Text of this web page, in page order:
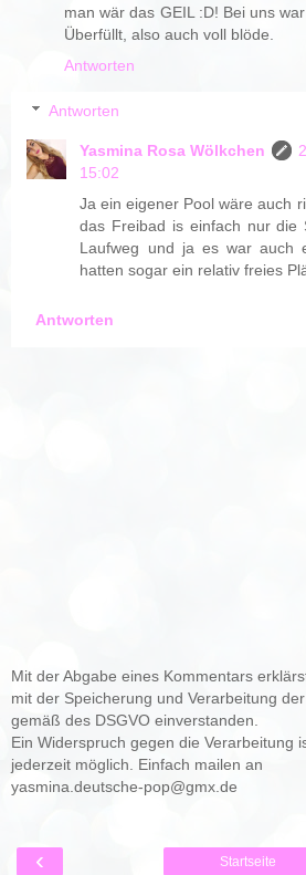
man wär das GEIL :D! Bei uns
Überfüllt, also auch voll blöde.
Antworten
Antworten
Yasmina Rosa Wölkchen
15:02
Ja ein eigener Pool wäre auch
das Freibad is einfach nur die
Laufweg und ja es war auch
hatten sogar ein relativ freies
Antworten
Mit der Abgabe eines Kommentars
mit der Speicherung und Verarbeitung
gemäß des DSGVO einverstanden.
Ein Widerspruch gegen die Verarbeitung
jederzeit möglich. Einfach mailen an
yasmina.deutsche-pop@gmx.de
‹ Startseite